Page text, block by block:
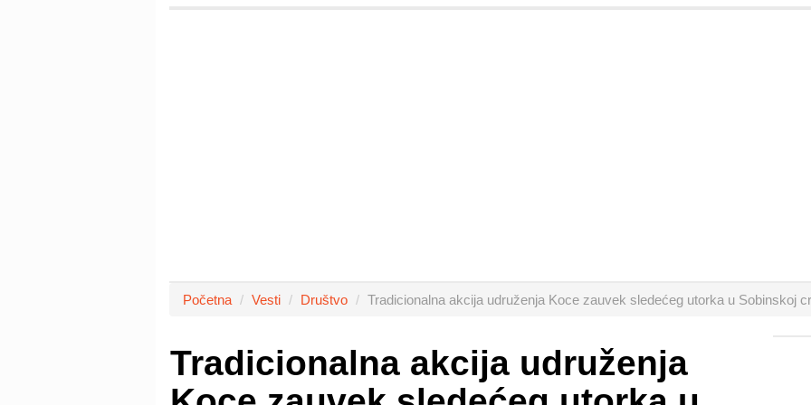
Početna Vesti Društvo Tradicionalna akcija udruženja Koce zauvek sledećeg utorka u Sobinskoj
Tradicionalna akcija udruženja